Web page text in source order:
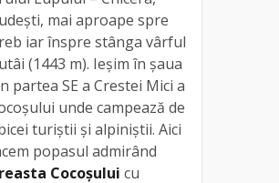
mai aproape spre
iar înspre stânga vârful
(1443 m). Ieșim în şaua
partea SE a Crestei Mici a
unde campează de
turiştii și alpiniștii. Aici
popasul admirând
Cocoșului cu